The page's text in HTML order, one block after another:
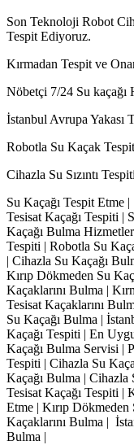
Son Teknoloji Robot
Tespit Ediyoruz.
Kırmadan Tespit ve
Nöbetçi 7/24 Su kaçağı
İstanbul Avrupa Yakası
Robotla Su Kaçak
Cihazla Su Sızıntı
Su Kaçağı Tespit Etme
Tesisat Kaçağı Tespiti |
Kaçağı Bulma
Tespiti | Robotla Su
| Cihazla Su Kaçağı
Kırıp Dökmeden Su
Kaçaklarını Bulma |
Tesisat Kaçaklarını
Su Kaçağı Bulma |
Kaçağı Tespiti | En
Kaçağı Bulma Servisi |
Tespiti | Cihazla Su
Kaçağı Bulma | Cihazla
Tesisat Kaçağı Tespiti |
Etme | Kırıp Dökmeden
Kaçaklarını Bulma |
Bulma |